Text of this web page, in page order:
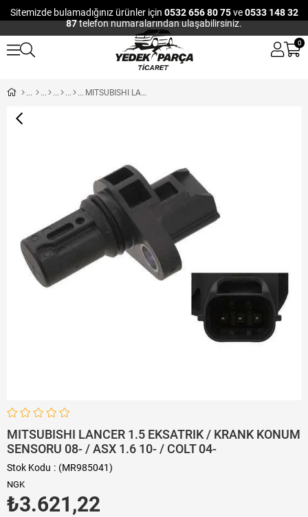
Sitemizde bulamadığınız ürünler için 0532 656 80 75ve0533 148 32
87telefon numaralarından ulaşabilirsiniz.
0
MITSUBISHI LANCER 1.5 EKSATRIK / KRANK KONUM SENSORU 08- / ASX 1.6 10- / COLT 04-
MITSUBISHI LANCER 1.5 EKSATRIK / KRANK KONUM
SENSORU 08- / ASX 1.6 10- / COLT 04-
Stok Kodu (MR985041)
NGK
₺3.621,22